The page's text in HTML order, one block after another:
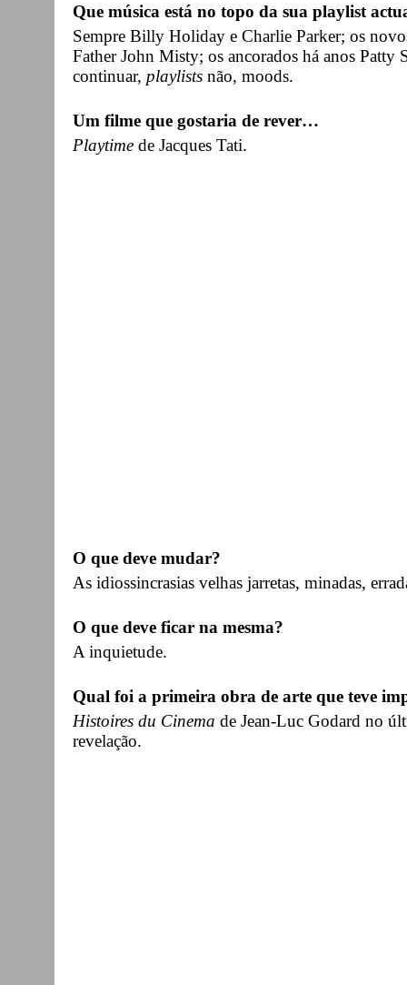
Que música está no topo da sua playlist
Sempre Billy Holiday e Charlie Parker; os
Father John Misty; os ancorados há anos
continuar, playlists não, moods.
Um filme que gostaria de rever…
Playtime de Jacques Tati.
O que deve mudar?
As idiossincrasias velhas jarretas, minadas,
O que deve ficar na mesma?
A inquietude.
Qual foi a primeira obra de arte que teve
Histoires du Cinema de Jean-Luc Godard no
revelação.